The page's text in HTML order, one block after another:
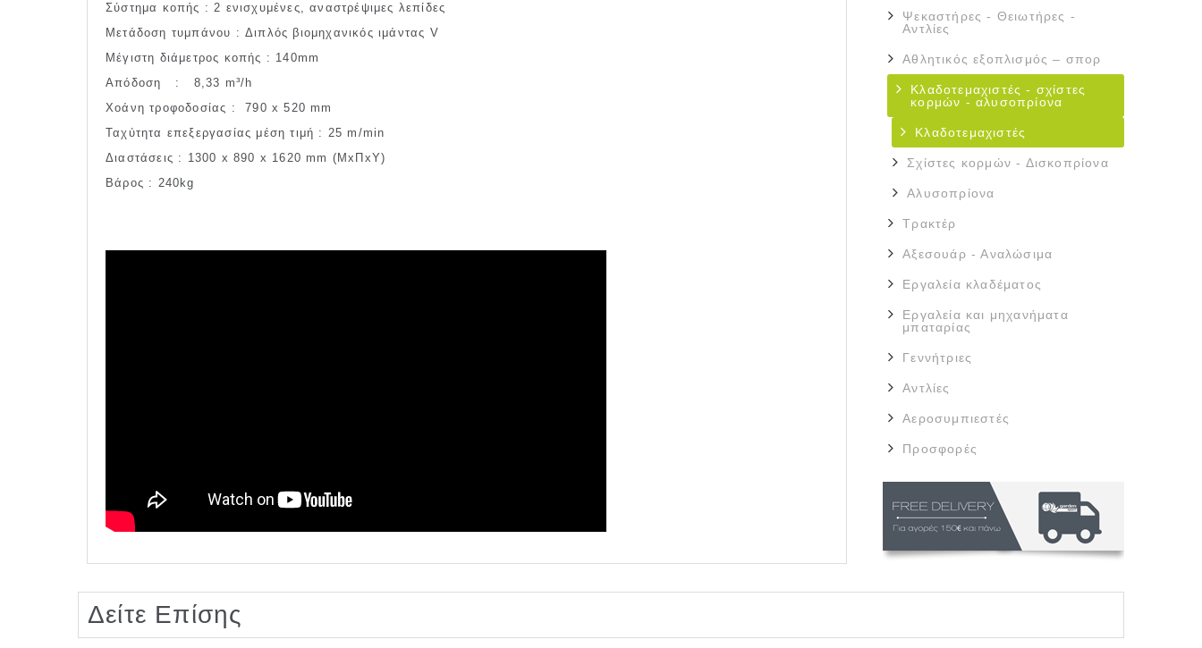
Σύστημα κοπής : 2 ενισχυμένες, αναστρέψιμες λεπίδες
Μετάδοση τυμπάνου : Διπλός βιομηχανικός ιμάντας V
Μέγιστη διάμετρος κοπής : 140mm
Απόδοση : 8,33 m³/h
Χοάνη τροφοδοσίας : 790 x 520 mm
Ταχύτητα επεξεργασίας μέση τιμή : 25 m/min
Διαστάσεις : 1300 x 890 x 1620 mm (MxΠxY)
Βάρος : 240kg
Ψεκαστήρες - Θειωτήρες -
Αντλίες
Αθλητικός εξοπλισμός – σπορ
Κλαδοτεμαχιστές - σχίστες
κορμών - αλυσοπρίονα
Κλαδοτεμαχιστές
Σχίστες κορμών - Δισκοπρίονα
Αλυσοπρίονα
Τρακτέρ
Αξεσουάρ - Αναλώσιμα
Εργαλεία κλαδέματος
Εργαλεία και μηχανήματα
μπαταρίας
Γεννήτριες
Αντλίες
Αεροσυμπιεστές
Προσφορές
Δείτε Επίσης